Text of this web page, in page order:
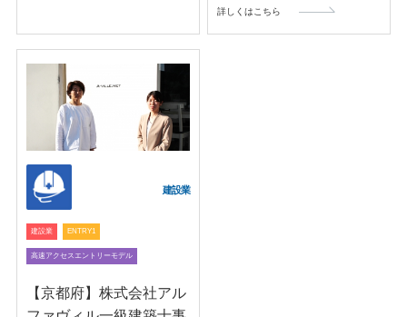
詳しくはこちら
建設業
建設業 ENTRY1
高速アクセスエントリーモデル
【京都府】株式会社アル